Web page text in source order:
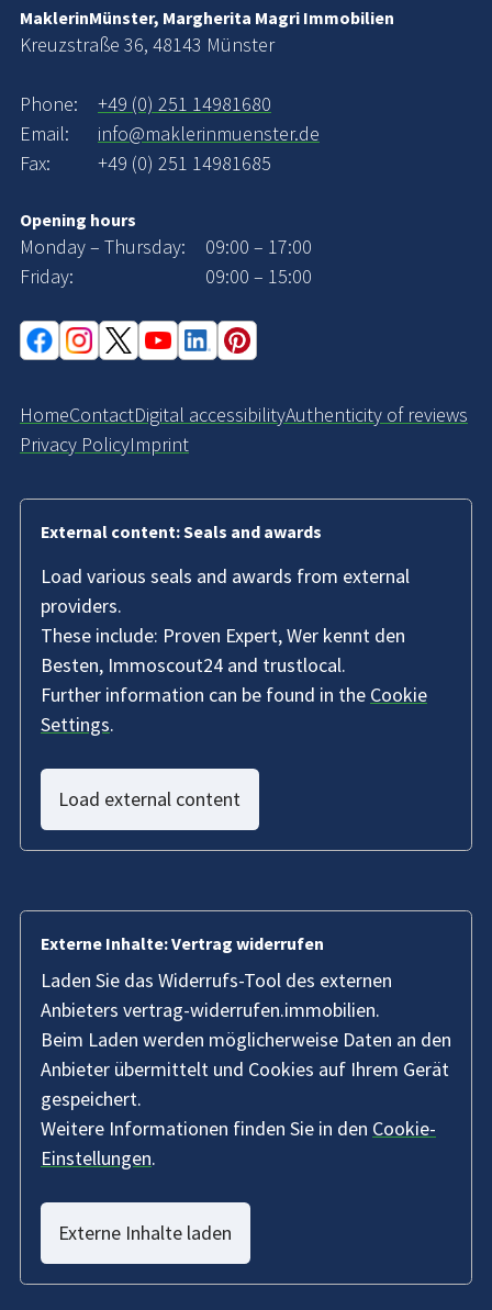
MaklerinMünster, Margherita Magri Immobilien
Kreuzstraße 36, 48143 Münster
Phone:
+49 (0) 251 14981680
Email:
info@maklerinmuenster.de
Fax:
+49 (0) 251 14981685
Opening hours
Monday – Thursday:
09:00 – 17:00
Friday:
09:00 – 15:00
HomeContactDigital accessibilityAuthenticity of reviews
Privacy PolicyImprint
External content: Seals and awards
Load various seals and awards from external
providers.
These include: Proven Expert, Wer kennt den
Besten, Immoscout24 and trustlocal.
Further information can be found in the Cookie
Settings.
Load external content
Externe Inhalte: Vertrag widerrufen
Laden Sie das Widerrufs-Tool des externen
Anbieters vertrag-widerrufen.immobilien.
Beim Laden werden möglicherweise Daten an den
Anbieter übermittelt und Cookies auf Ihrem Gerät
gespeichert.
Weitere Informationen finden Sie in den Cookie-
Einstellungen.
Externe Inhalte laden